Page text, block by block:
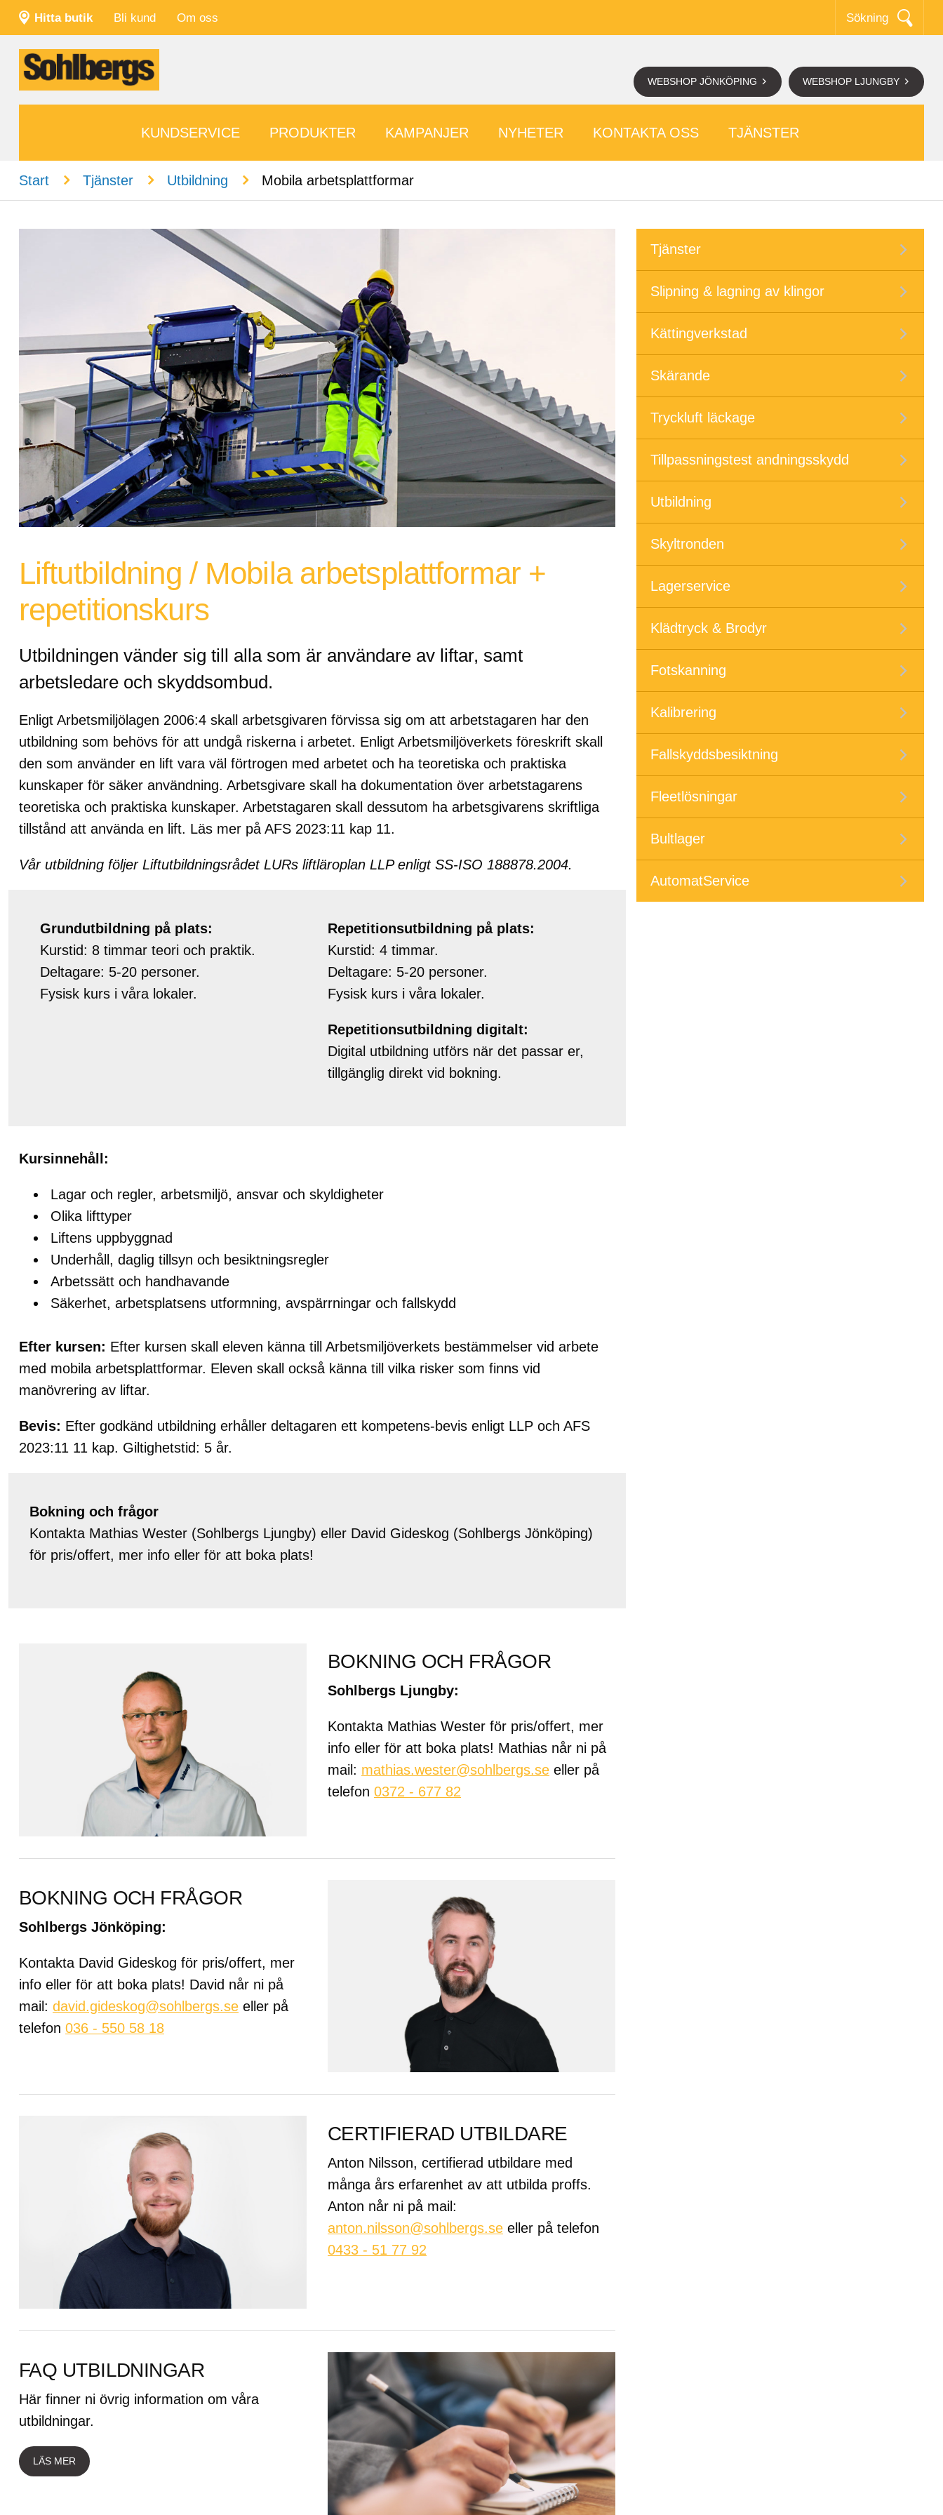
Hitta butik Bli kund Om oss Sökning
WEBSHOP LJUNGBY
WEBSHOP JÖNKÖPING
KUNDSERVICE PRODUKTER KAMPANJER NYHETER KONTAKTA OSS TJÄNSTER
Start n Tjänster n Utbildning n Mobila arbetsplattformar
Liftutbildning / Mobila arbetsplattformar +
repetitionskurs
Utbildningen vänder sig till alla som är användare av liftar, samt
arbetsledare och skyddsombud.
Enligt Arbetsmiljölagen 2006:4 skall arbetsgivaren förvissa sig om att arbetstagaren har den
utbildning som behövs för att undgå riskerna i arbetet. Enligt Arbetsmiljöverkets föreskrift skall
den som använder en lift vara väl förtrogen med arbetet och ha teoretiska och praktiska
kunskaper för säker användning. Arbetsgivare skall ha dokumentation över arbetstagarens
teoretiska och praktiska kunskaper. Arbetstagaren skall dessutom ha arbetsgivarens skriftliga
tillstånd att använda en lift. Läs mer på AFS 2023:11 kap 11.
Vår utbildning följer Liftutbildningsrådet LURs liftläroplan LLP enligt SS-ISO 188878.2004.
Grundutbildning på plats:
Kurstid: 8 timmar teori och praktik.
Deltagare: 5-20 personer.
Fysisk kurs i våra lokaler.
Repetitionsutbildning på plats:
Kurstid: 4 timmar.
Deltagare: 5-20 personer.
Fysisk kurs i våra lokaler.
Repetitionsutbildning digitalt:
Digital utbildning utförs när det passar er,
tillgänglig direkt vid bokning.
Kursinnehåll:
Lagar och regler, arbetsmiljö, ansvar och skyldigheter
Olika lifttyper
Liftens uppbyggnad
Underhåll, daglig tillsyn och besiktningsregler
Arbetssätt och handhavande
Säkerhet, arbetsplatsens utformning, avspärrningar och fallskydd
Efter kursen: Efter kursen skall eleven känna till Arbetsmiljöverkets bestämmelser vid arbete
med mobila arbetsplattformar. Eleven skall också känna till vilka risker som finns vid
manövrering av liftar.
Bevis: Efter godkänd utbildning erhåller deltagaren ett kompetens-bevis enligt LLP och AFS
2023:11 11 kap. Giltighetstid: 5 år.
Bokning och frågor
Kontakta Mathias Wester (Sohlbergs Ljungby) eller David Gideskog (Sohlbergs Jönköping)
för pris/offert, mer info eller för att boka plats!
BOKNING OCH FRÅGOR
Sohlbergs Ljungby:
Kontakta Mathias Wester för pris/offert, mer
info eller för att boka plats! Mathias når ni på
mail: mathias.wester@sohlbergs.se eller på
telefon 0372 - 677 82
BOKNING OCH FRÅGOR
Sohlbergs Jönköping:
Kontakta David Gideskog för pris/offert, mer
info eller för att boka plats! David når ni på
mail: david.gideskog@sohlbergs.se eller på
telefon 036 - 550 58 18
CERTIFIERAD UTBILDARE
Anton Nilsson, certifierad utbildare med
många års erfarenhet av att utbilda proffs.
Anton når ni på mail:
anton.nilsson@sohlbergs.se eller på telefon
0433 - 51 77 92
FAQ UTBILDNINGAR
Här finner ni övrig information om våra
utbildningar.
LÄS MER
Tjänster
Slipning & lagning av klingor
Kättingverkstad
Skärande
Tryckluft läckage
Tillpassningstest andningsskydd
Utbildning
Skyltronden
Lagerservice
Klädtryck & Brodyr
Fotskanning
Kalibrering
Fallskyddsbesiktning
Fleetlösningar
Bultlager
AutomatService